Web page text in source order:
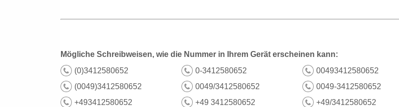
Mögliche Schreibweisen, wie die Nummer in Ihrem Gerät erscheinen kann:
(0)3412580652
0-3412580652
00493412580652
(0049)3412580652
0049/3412580652
0049-3412580652
+493412580652
+49 3412580652
+49/3412580652